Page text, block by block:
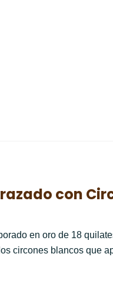
con
en oro de 18
circones blancos que